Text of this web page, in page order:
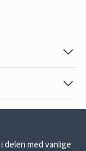
delen med vanlige